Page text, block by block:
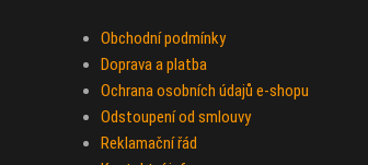
Obchodní podmínky
Doprava a platba
Ochrana osobních údajů e-shopu
Odstoupení od smlouvy
Reklamační řád